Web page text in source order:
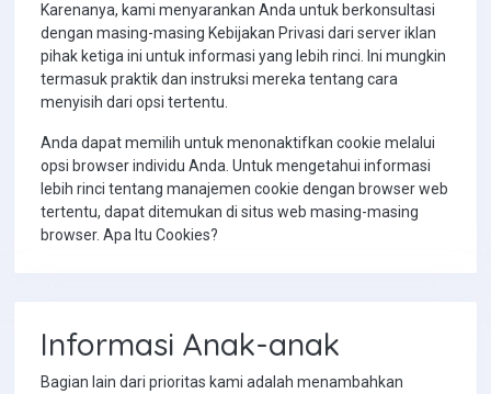
Karenanya, kami menyarankan Anda untuk berkonsultasi
dengan masing-masing Kebijakan Privasi dari server iklan
pihak ketiga ini untuk informasi yang lebih rinci. Ini mungkin
termasuk praktik dan instruksi mereka tentang cara
menyisih dari opsi tertentu.
Anda dapat memilih untuk menonaktifkan cookie melalui
opsi browser individu Anda. Untuk mengetahui informasi
lebih rinci tentang manajemen cookie dengan browser web
tertentu, dapat ditemukan di situs web masing-masing
browser. Apa Itu Cookies?
Informasi Anak-anak
Bagian lain dari prioritas kami adalah menambahkan